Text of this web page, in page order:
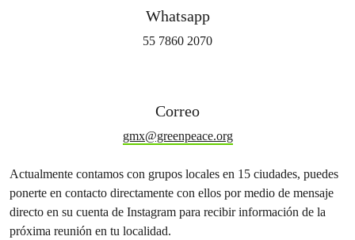
Whatsapp
55 7860 2070
Correo
gmx@greenpeace.org
Actualmente contamos con grupos locales en 15 ciudades, puedes
ponerte en contacto directamente con ellos por medio de mensaje
directo en su cuenta de Instagram para recibir información de la
próxima reunión en tu localidad.